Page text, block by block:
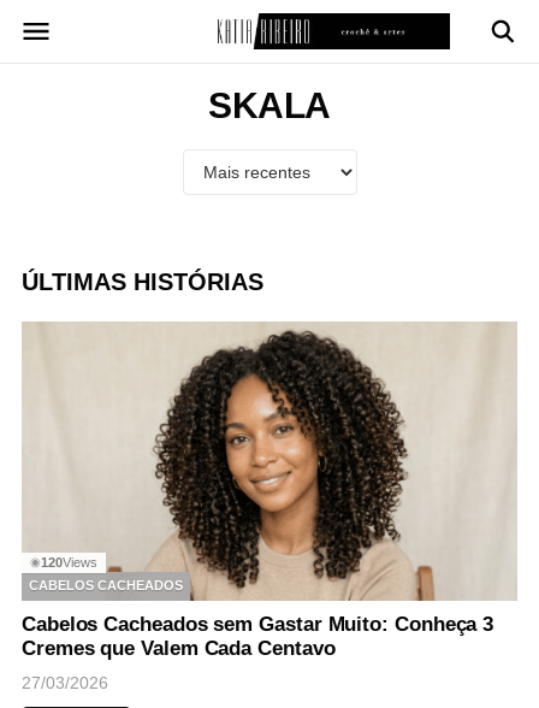
para
SKALA
ÚLTIMAS HISTÓRIAS
◉120Views
CABELOS CACHEADOS
Cabelos Cacheados sem Gastar Muito: Conheça 3
Cremes que Valem Cada Centavo
27/03/2026